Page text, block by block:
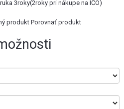
3roky(2roky pri nákupe na IČO)
produkt Porovnať produkt